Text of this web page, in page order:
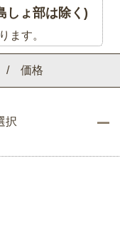
/ 価格
択
しょ部は除く)
ます。